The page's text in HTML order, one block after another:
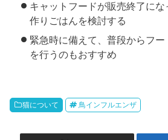
キャットフードが販売終了に
作りごはんを検討する
緊急時に備えて、普段からフ
を行うのもおすすめ
猫について 鳥インフルエンザ